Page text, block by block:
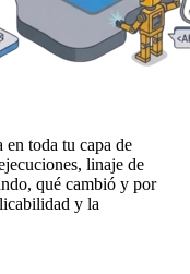
toda tu capa de
linaje de
qué cambió y por
y la